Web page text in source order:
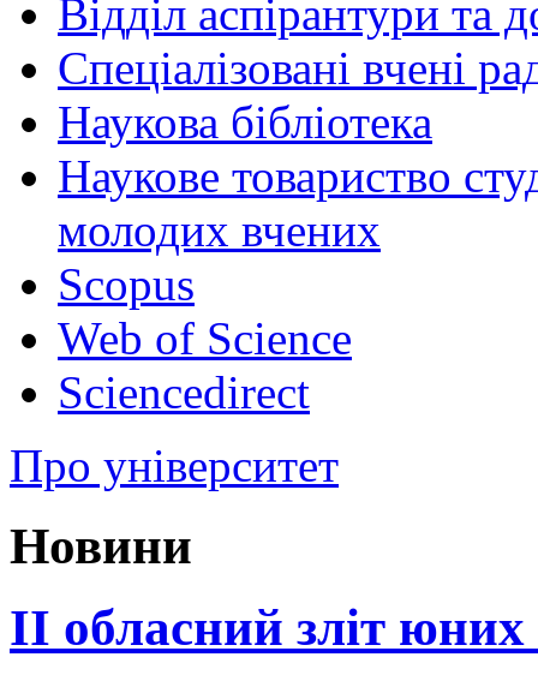
Відділ аспірантури та
Спеціалізовані вчені
Наукова бібліотека
Наукове товариство
молодих вчених
Scopus
Web of Science
Sciencedirect
Про університет
Новини
ІІ обласний зліт юних